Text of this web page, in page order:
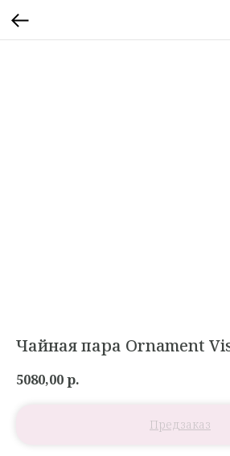
Чайная пара Ornament
5080,00р.